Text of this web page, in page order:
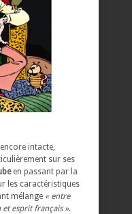
intacte,
sur ses
en passant par la
les caractéristiques
mélange « entre
esprit français ».